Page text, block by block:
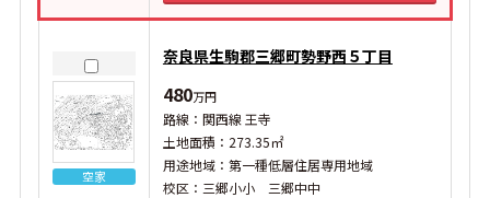
空家
奈良県生駒郡三郷町勢野西５丁目
480万円
路線：関西線 王寺
土地面積：273.35㎡
用途地域：第一種低層住居専用地域
校区：三郷小小 三郷中中